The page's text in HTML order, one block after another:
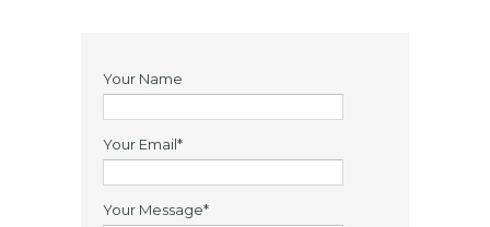
Your Name
Your Email*
Your Message*